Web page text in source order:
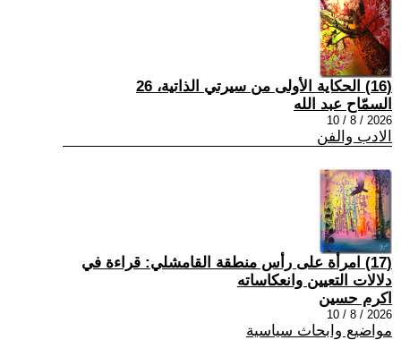
(16) الحكاية الأولى من سيرتي الذاتية، 26
السمّاح عبد الله
2026 / 8 / 10
الادب والفن
(17) امرأة على رأس منطقة القامشلي: قراءة في
دلالات التعيين وانعكاساته
اكرم حسين
2026 / 8 / 10
مواضيع وابحاث سياسية